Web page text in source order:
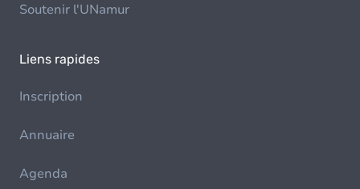
Soutenir l'UNamur
Liens rapides
Inscription
Annuaire
Agenda